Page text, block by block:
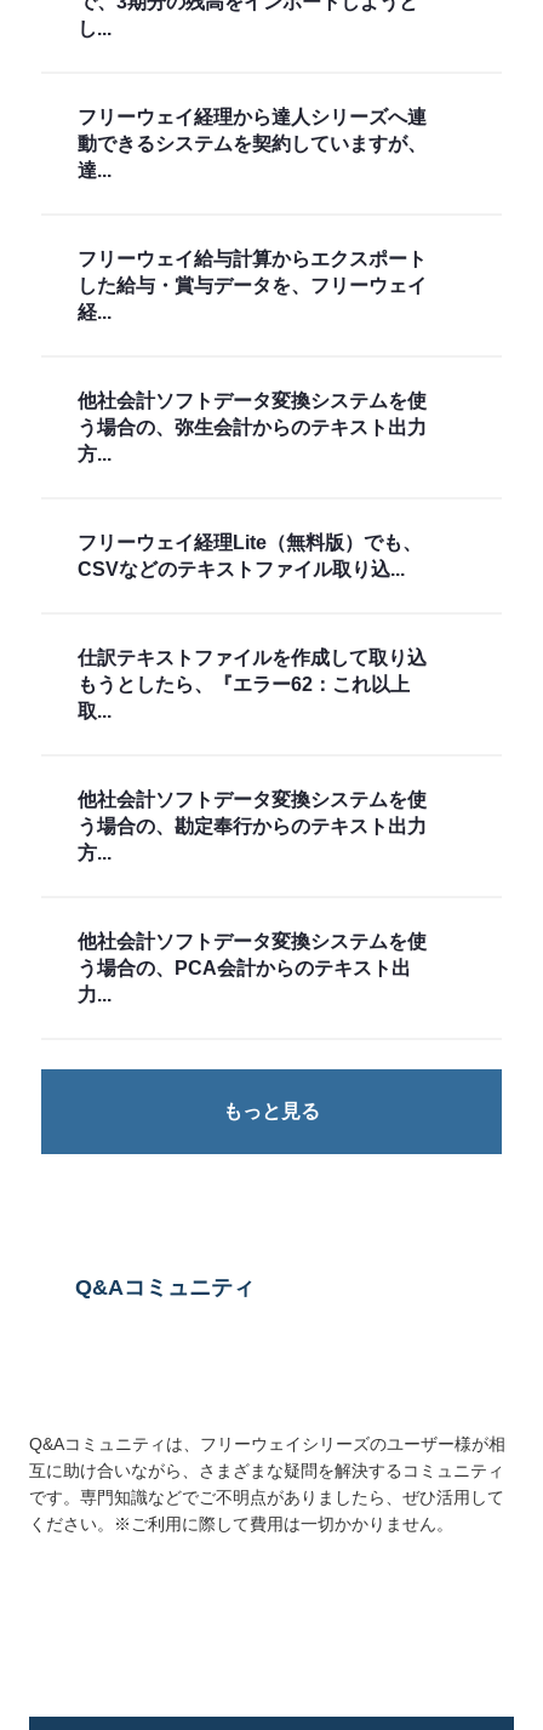
し...
フリーウェイ経理から達人シリーズへ連
動できるシステムを契約していますが、
達...
フリーウェイ給与計算からエクスポート
した給与・賞与データを、フリーウェイ
経...
他社会計ソフトデータ変換システムを使
う場合の、弥生会計からのテキスト出力
方...
フリーウェイ経理Lite（無料版）でも、
CSVなどのテキストファイル取り込...
仕訳テキストファイルを作成して取り込
もうとしたら、『エラー62：これ以上
取...
他社会計ソフトデータ変換システムを使
う場合の、勘定奉行からのテキスト出力
方...
他社会計ソフトデータ変換システムを使
う場合の、PCA会計からのテキスト出
力...
もっと見る
Q&Aコミュニティ
Q&Aコミュニティは、フリーウェイシリーズのユーザー様が相
互に助け合いながら、さまざまな疑問を解決するコミュニティ
です。専門知識などでご不明点がありましたら、ぜひ活用して
ください。※ご利用に際して費用は一切かかりません。